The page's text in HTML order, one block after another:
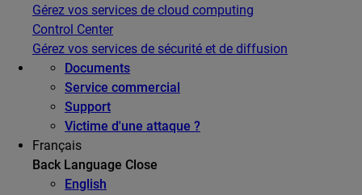
Gérez vos services de cloud computing
Control Center
Gérez vos services de sécurité et de diffusion
Documents
Service commercial
Support
Victime d'une attaque ?
Français
Back Language Close
English